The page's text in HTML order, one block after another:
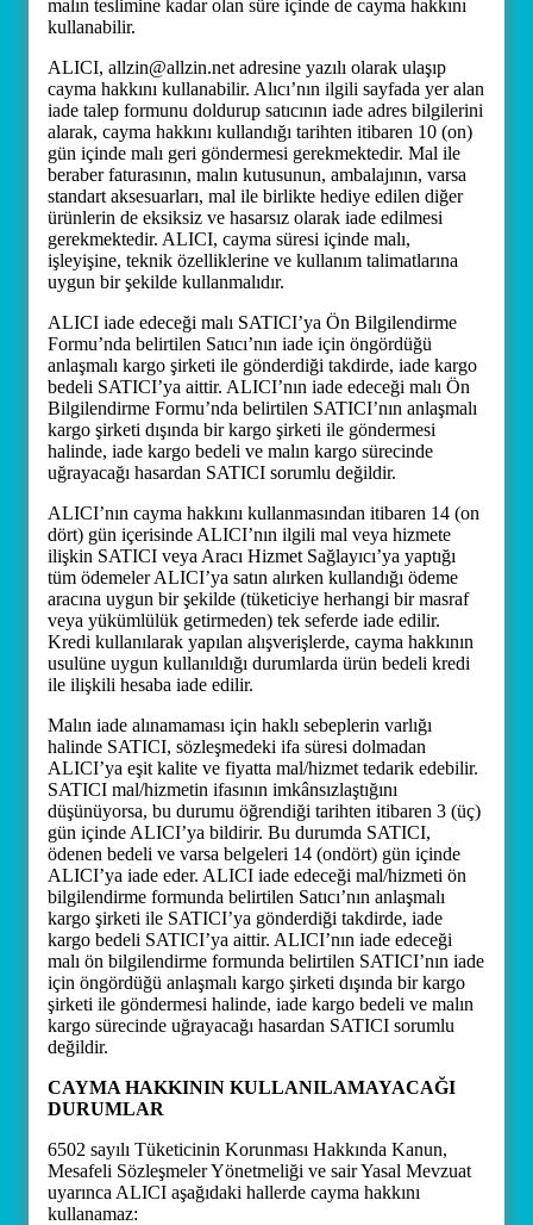
malın teslimine kadar olan süre içinde de cayma hakkını
kullanabilir.
ALICI, allzin@allzin.net adresine yazılı olarak ulaşıp
cayma hakkını kullanabilir. Alıcı’nın ilgili sayfada yer alan
iade talep formunu doldurup satıcının iade adres bilgilerini
alarak, cayma hakkını kullandığı tarihten itibaren 10 (on)
gün içinde malı geri göndermesi gerekmektedir. Mal ile
beraber faturasının, malın kutusunun, ambalajının, varsa
standart aksesuarları, mal ile birlikte hediye edilen diğer
ürünlerin de eksiksiz ve hasarsız olarak iade edilmesi
gerekmektedir. ALICI, cayma süresi içinde malı,
işleyişine, teknik özelliklerine ve kullanım talimatlarına
uygun bir şekilde kullanmalıdır.
ALICI iade edeceği malı SATICI’ya Ön Bilgilendirme
Formu’nda belirtilen Satıcı’nın iade için öngördüğü
anlaşmalı kargo şirketi ile gönderdiği takdirde, iade kargo
bedeli SATICI’ya aittir. ALICI’nın iade edeceği malı Ön
Bilgilendirme Formu’nda belirtilen SATICI’nın anlaşmalı
kargo şirketi dışında bir kargo şirketi ile göndermesi
halinde, iade kargo bedeli ve malın kargo sürecinde
uğrayacağı hasardan SATICI sorumlu değildir.
ALICI’nın cayma hakkını kullanmasından itibaren 14 (on
dört) gün içerisinde ALICI’nın ilgili mal veya hizmete
ilişkin SATICI veya Aracı Hizmet Sağlayıcı’ya yaptığı
tüm ödemeler ALICI’ya satın alırken kullandığı ödeme
aracına uygun bir şekilde (tüketiciye herhangi bir masraf
veya yükümlülük getirmeden) tek seferde iade edilir.
Kredi kullanılarak yapılan alışverişlerde, cayma hakkının
usulüne uygun kullanıldığı durumlarda ürün bedeli kredi
ile ilişkili hesaba iade edilir.
Malın iade alınamaması için haklı sebeplerin varlığı
halinde SATICI, sözleşmedeki ifa süresi dolmadan
ALICI’ya eşit kalite ve fiyatta mal/hizmet tedarik edebilir.
SATICI mal/hizmetin ifasının imkânsızlaştığını
düşünüyorsa, bu durumu öğrendiği tarihten itibaren 3 (üç)
gün içinde ALICI’ya bildirir. Bu durumda SATICI,
ödenen bedeli ve varsa belgeleri 14 (ondört) gün içinde
ALICI’ya iade eder. ALICI iade edeceği mal/hizmeti ön
bilgilendirme formunda belirtilen Satıcı’nın anlaşmalı
kargo şirketi ile SATICI’ya gönderdiği takdirde, iade
kargo bedeli SATICI’ya aittir. ALICI’nın iade edeceği
malı ön bilgilendirme formunda belirtilen SATICI’nın iade
için öngördüğü anlaşmalı kargo şirketi dışında bir kargo
şirketi ile göndermesi halinde, iade kargo bedeli ve malın
kargo sürecinde uğrayacağı hasardan SATICI sorumlu
değildir.
CAYMA HAKKININ KULLANILAMAYACAĞI
DURUMLAR
6502 sayılı Tüketicinin Korunması Hakkında Kanun,
Mesafeli Sözleşmeler Yönetmeliği ve sair Yasal Mevzuat
uyarınca ALICI aşağıdaki hallerde cayma hakkını
kullanamaz: